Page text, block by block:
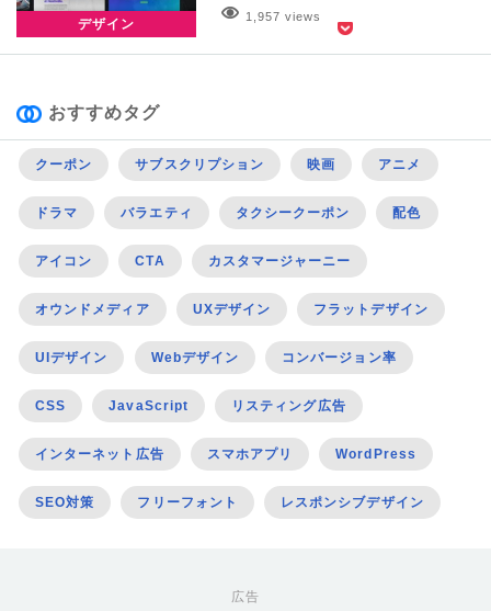
デザイン 1,957 views
おすすめタグ
クーポン サブスクリプション 映画 アニメ
ドラマ バラエティ タクシークーポン 配色
アイコン CTA カスタマージャーニー
オウンドメディア UXデザイン フラットデザイン
UIデザイン Webデザイン コンバージョン率
CSS JavaScript リスティング広告
インターネット広告 スマホアプリ WordPress
SEO対策 フリーフォント レスポンシブデザイン
広告